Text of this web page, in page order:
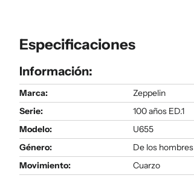
Especificaciones
Información:
Marca:
Zeppelin
Serie:
100 años ED.1
Modelo:
U655
Género:
De los hombres
Movimiento:
Cuarzo